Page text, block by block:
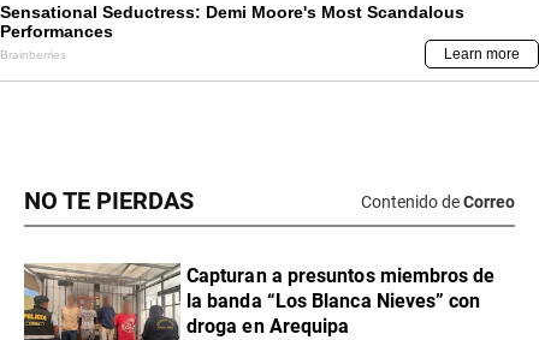
NO TE PIERDAS Contenido deCorreo
Capturan a presuntos miembros de
la banda “Los Blanca Nieves” con
droga en Arequipa